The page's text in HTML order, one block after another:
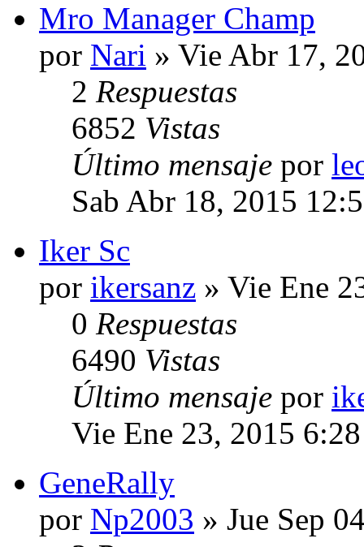
Mro Manager Champ
por Nari » Vie Abr 17,
2 Respuestas
6852 Vistas
Último mensaje por
Sab Abr 18, 2015
Iker Sc
por ikersanz » Vie Ene
0 Respuestas
6490 Vistas
Último mensaje por
Vie Ene 23, 2015
GeneRally
por Np2003 » Jue Sep